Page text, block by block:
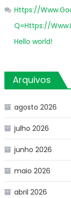
Https://
Q=Https://
Hello world!
Arquivos
agosto 2026
julho 2026
junho 2026
maio 2026
abril 2026